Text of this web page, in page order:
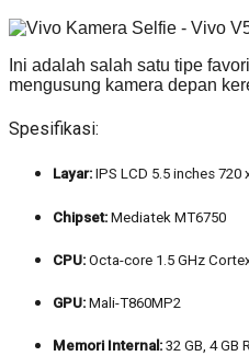
Ini adalah salah satu tipe
mengusung kamera depan
Spesifikasi:
Layar: IPS LCD 5.5 inches 720
Chipset: Mediatek MT6750
CPU: Octa-core 1.5 GHz
GPU: Mali-T860MP2
Memori Internal: 32 GB, 4 GB